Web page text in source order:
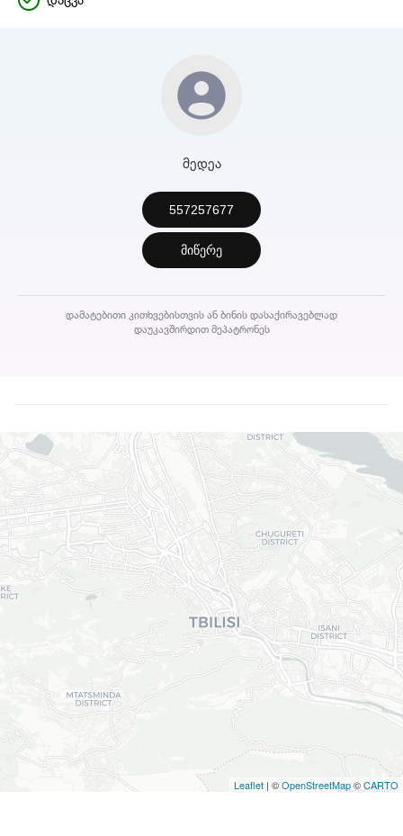
მედეა
557257677
მიწერე
დამატებითი კითხვებისთვის ან ბინის დასაქირავებლად
დაუკავშირდით მეპატრონეს
Leaflet | ©OpenStreetMap©CARTO